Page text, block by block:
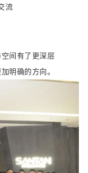
流
间有了更深层
明确的方向。